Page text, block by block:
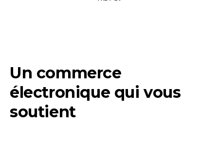
Un commerce
électronique qui vous
soutient